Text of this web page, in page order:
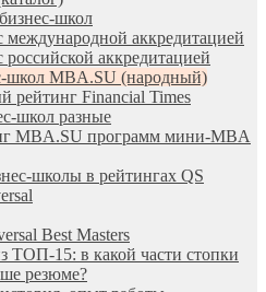
школ
международной аккредитацией
аккредитацией
школ MBA.SU (народный)
рейтинг Financial Times
школ разные
MBA.SU программ мини-MBA
школы в рейтингах QS
Best Masters
ТОП-15: в какой части стопки
резюме?